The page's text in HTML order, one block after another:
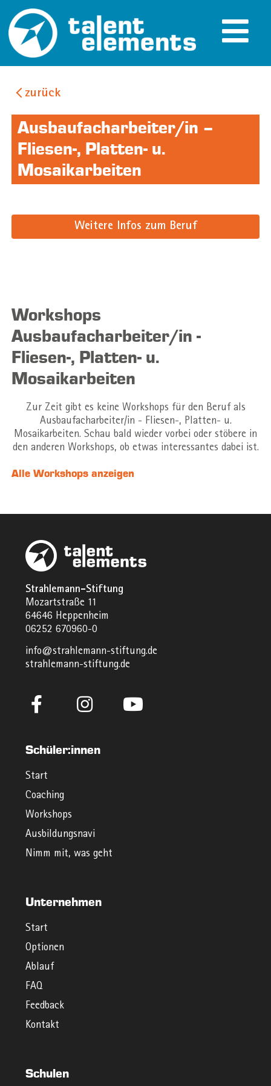
zurück
Ausbaufacharbeiter/in –
Fliesen-, Platten- u.
Mosaikarbeiten
Weitere Infos zum Beruf
Workshops
Ausbaufacharbeiter/in -
Fliesen-, Platten- u.
Mosaikarbeiten
Zur Zeit gibt es keine Workshops für den Beruf als
Ausbaufacharbeiter/in - Fliesen-, Platten- u.
Mosaikarbeiten. Schau bald wieder vorbei oder stöbere in
den anderen Workshops, ob etwas interessantes dabei ist.
Alle Workshops anzeigen
Strahlemann-Stiftung
Mozartstraße 11
64646 Heppenheim
06252 670960-0
info@strahlemann-stiftung.de
strahlemann-stiftung.de
Schüler:innen
Start
Coaching
Workshops
Ausbildungsnavi
Nimm mit, was geht
Unternehmen
Start
Optionen
Ablauf
FAQ
Feedback
Kontakt
Schulen